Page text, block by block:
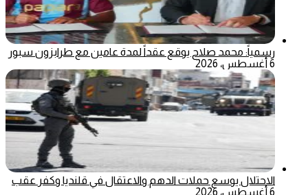
رسمياً: محمد صلاح يوقع عقداً لمدة عامين مع طرابزون سبور
6 أغسطس، 2026
الاحتلال يوسع حملات الدهم والاعتقال في قلنديا وكفر عقب
6 أغسطس، 2026